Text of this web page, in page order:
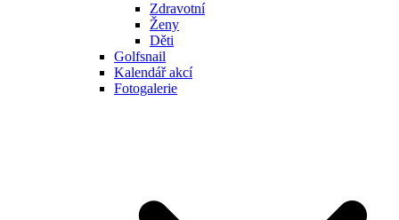
Zdravotní
Ženy
Děti
Golfsnail
Kalendář akcí
Fotogalerie